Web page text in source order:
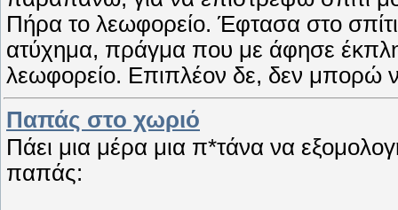
Πήρα το λεωφορείο. Έφτασα στο
ατύχημα, πράγμα που με άφησε
λεωφορείο. Επιπλέον δε, δεν
Παπάς στο χωριό
Πάει μια μέρα μια π*τάνα να
παπάς: